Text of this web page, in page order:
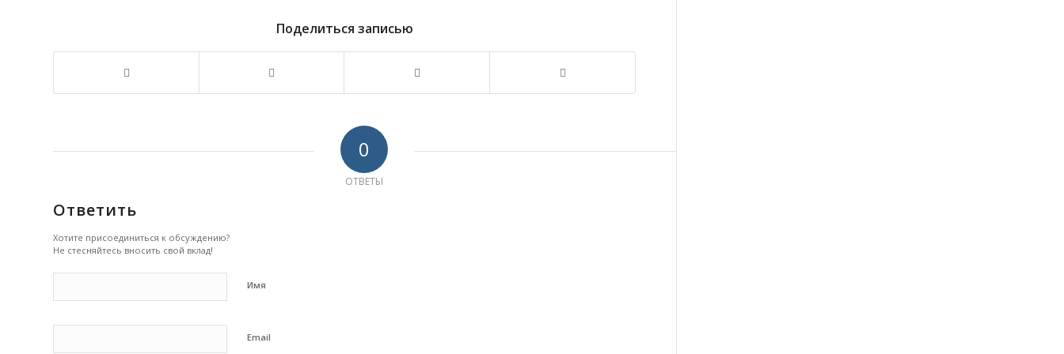
Поделиться записью
0
ОТВЕТЫ
Ответить
Хотите присоединиться к обсуждению?
Не стесняйтесь вносить свой вклад!
Имя
Email